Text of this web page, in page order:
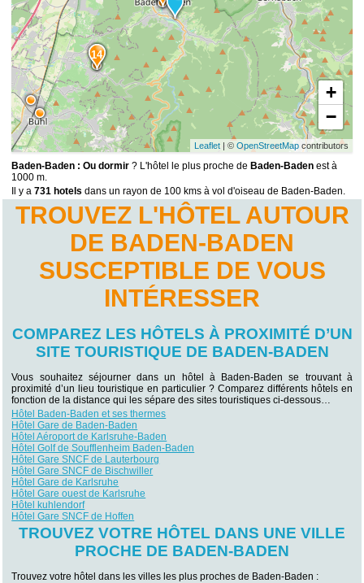
14
+
−
Leaflet| © OpenStreetMapcontributors
Baden-Baden : Ou dormir ? L'hôtel le plus proche de Baden-Baden est à
1000 m.
Il y a731 hotels dans un rayon de 100 kms à vol d'oiseau de Baden-Baden.
TROUVEZ L'HÔTEL AUTOUR
DE BADEN-BADEN
SUSCEPTIBLE DE VOUS
INTÉRESSER
COMPAREZ LES HÔTELS À PROXIMITÉ D’UN
SITE TOURISTIQUE DE BADEN-BADEN
Vous souhaitez séjourner dans un hôtel à Baden-Baden se trouvant à
proximité d’un lieu touristique en particulier ? Comparez différents hôtels en
fonction de la distance qui les sépare des sites touristiques ci-dessous…
Hôtel Baden-Baden et ses thermes
Hôtel Gare de Baden-Baden
Hôtel Aéroport de Karlsruhe-Baden
Hôtel Golf de Soufflenheim Baden-Baden
Hôtel Gare SNCF de Lauterbourg
Hôtel Gare SNCF de Bischwiller
Hôtel Gare de Karlsruhe
Hôtel Gare ouest de Karlsruhe
Hôtel kuhlendorf
Hôtel Gare SNCF de Hoffen
TROUVEZ VOTRE HÔTEL DANS UNE VILLE
PROCHE DE BADEN-BADEN
Trouvez votre hôtel dans les villes les plus proches de Baden-Baden :